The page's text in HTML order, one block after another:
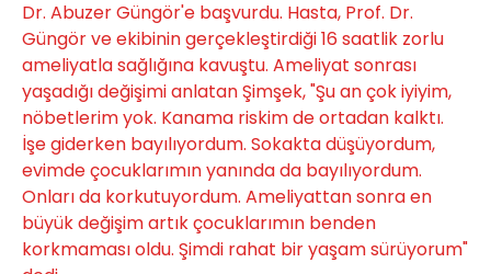
Dr. Abuzer Güngör'e başvurdu. Hasta, Prof. Dr.
Güngör ve ekibinin gerçekleştirdiği 16 saatlik zorlu
ameliyatla sağlığına kavuştu. Ameliyat sonrası
yaşadığı değişimi anlatan Şimşek, "Şu an çok iyiyim,
nöbetlerim yok. Kanama riskim de ortadan kalktı.
İşe giderken bayılıyordum. Sokakta düşüyordum,
evimde çocuklarımın yanında da bayılıyordum.
Onları da korkutuyordum. Ameliyattan sonra en
büyük değişim artık çocuklarımın benden
korkmaması oldu. Şimdi rahat bir yaşam sürüyorum"